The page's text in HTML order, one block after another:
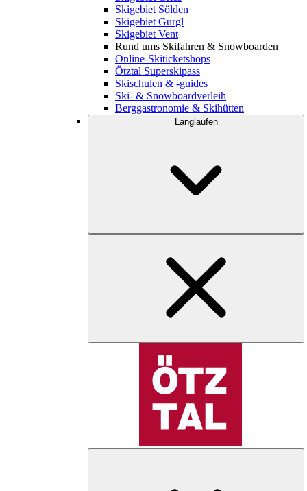
Skigebiet Sölden
Skigebiet Gurgl
Skigebiet Vent
Rund ums Skifahren & Snowboarden
Online-Skiticketshops
Ötztal Superskipass
Skischulen & -guides
Ski- & Snowboardverleih
Berggastronomie & Skihütten
Langlaufen